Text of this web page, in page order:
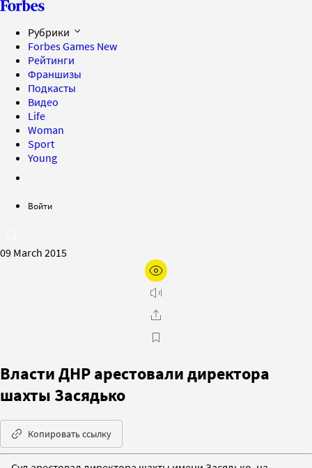
Рубрики
Forbes Games New
Рейтинги
Франшизы
Подкасты
Видео
Life
Woman
Sport
Young
Войти
09 March 2015
Власти ДНР арестовали директора
шахты Засядько
Копировать ссылку